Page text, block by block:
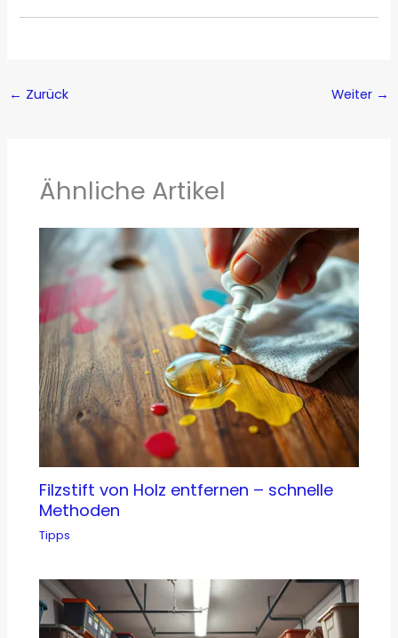
← Zurück Weiter →
Ähnliche Artikel
Filzstift von Holz entfernen – schnelle
Methoden
Tipps